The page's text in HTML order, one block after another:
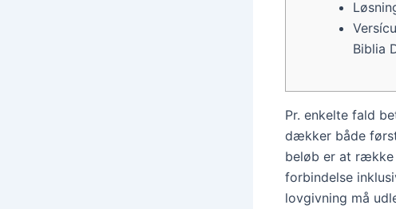
Biblia
Pr. enkelte fald
dækker både
beløb er at række
forbindelse
lovgivning må